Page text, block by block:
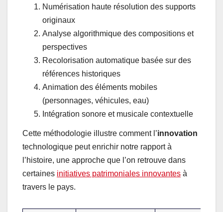
Numérisation haute résolution des supports
originaux
Analyse algorithmique des compositions et
perspectives
Recolorisation automatique basée sur des
références historiques
Animation des éléments mobiles
(personnages, véhicules, eau)
Intégration sonore et musicale contextuelle
Cette méthodologie illustre comment l’innovation
technologique peut enrichir notre rapport à
l’histoire, une approche que l’on retrouve dans
certaines initiatives patrimoniales innovantes à
travers le pays.